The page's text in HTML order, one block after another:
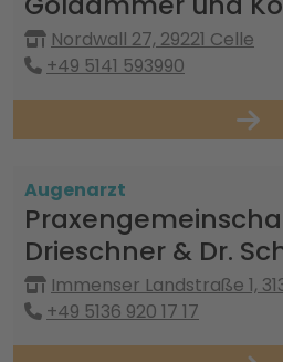
Nordwall 27, 29221 Celle
+49 5141 593990
Augenarzt
Drieschner & Dr.
Immenser Landstraße 1,
+49 5136 920 17 17